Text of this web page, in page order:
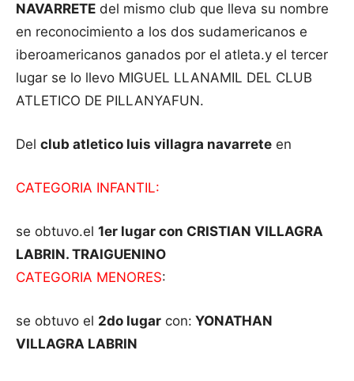
NAVARRETE del mismo club que lleva su nombre
en reconocimiento a los dos sudamericanos e
iberoamericanos ganados por el atleta.y el tercer
lugar se lo llevo MIGUEL LLANAMIL DEL CLUB
ATLETICO DE PILLANYAFUN.
Del club atletico luis villagra navarrete en
CATEGORIA INFANTIL:
se obtuvo.el 1er lugar con CRISTIAN VILLAGRA
LABRIN. TRAIGUENINO
CATEGORIA MENORES:
se obtuvo el 2do lugar con: YONATHAN
VILLAGRA LABRIN